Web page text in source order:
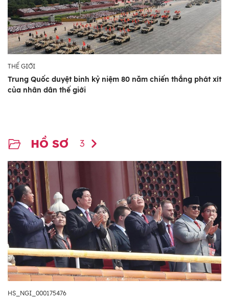
THẾ GIỚI
Trung Quốc duyệt binh kỷ niệm 80 năm chiến thắng phát xít
của nhân dân thế giới
HỒ SƠ 3
HS_NGI_000175476